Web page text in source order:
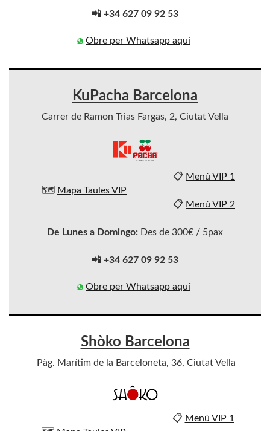
📲 +34 627 09 92 53
Obre per Whatsapp aquí
KuPacha Barcelona
Carrer de Ramon Trias Fargas, 2, Ciutat Vella
🗺️ Mapa Taules VIP
📋 Menú VIP 1
📋 Menú VIP 2
De Lunes a Domingo: Des de 300€ / 5pax
📲 +34 627 09 92 53
Obre per Whatsapp aquí
Shòko Barcelona
Pàg. Marítim de la Barceloneta, 36, Ciutat Vella
📋 Menú VIP 1